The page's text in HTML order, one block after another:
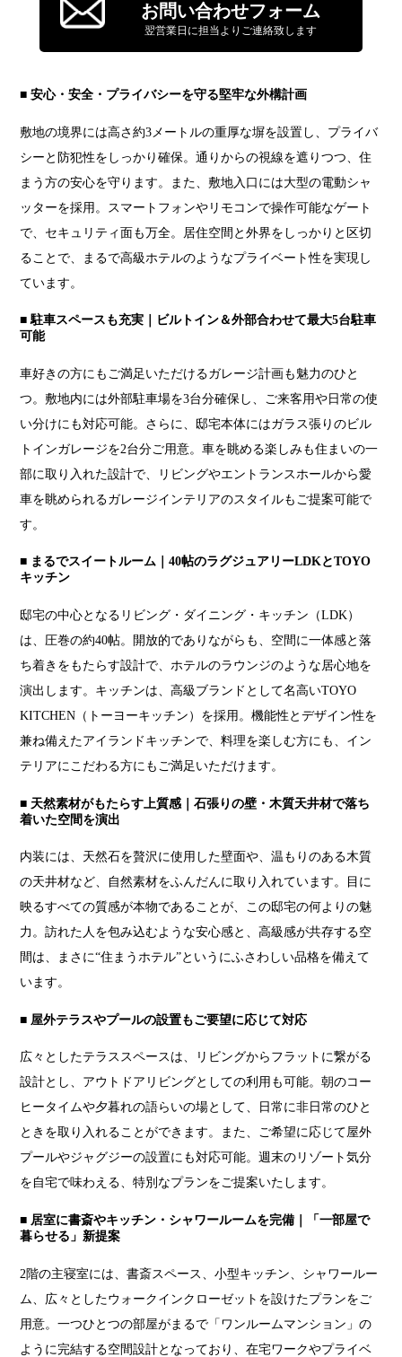
お問い合わせフォーム
翌営業日に担当よりご連絡致します
■ 安心・安全・プライバシーを守る堅牢な外構計画
敷地の境界には高さ約3メートルの重厚な塀を設置し、プライバ
シーと防犯性をしっかり確保。通りからの視線を遮りつつ、住
まう方の安心を守ります。また、敷地入口には大型の電動シャ
ッターを採用。スマートフォンやリモコンで操作可能なゲート
で、セキュリティ面も万全。居住空間と外界をしっかりと区切
ることで、まるで高級ホテルのようなプライベート性を実現し
ています。
■ 駐車スペースも充実｜ビルトイン＆外部合わせて最大5台駐車
可能
車好きの方にもご満足いただけるガレージ計画も魅力のひと
つ。敷地内には外部駐車場を3台分確保し、ご来客用や日常の使
い分けにも対応可能。さらに、邸宅本体にはガラス張りのビル
トインガレージを2台分ご用意。車を眺める楽しみも住まいの一
部に取り入れた設計で、リビングやエントランスホールから愛
車を眺められるガレージインテリアのスタイルもご提案可能で
す。
■ まるでスイートルーム｜40帖のラグジュアリーLDKとTOYO
キッチン
邸宅の中心となるリビング・ダイニング・キッチン（LDK）
は、圧巻の約40帖。開放的でありながらも、空間に一体感と落
ち着きをもたらす設計で、ホテルのラウンジのような居心地を
演出します。キッチンは、高級ブランドとして名高いTOYO
KITCHEN（トーヨーキッチン）を採用。機能性とデザイン性を
兼ね備えたアイランドキッチンで、料理を楽しむ方にも、イン
テリアにこだわる方にもご満足いただけます。
■ 天然素材がもたらす上質感｜石張りの壁・木質天井材で落ち
着いた空間を演出
内装には、天然石を贅沢に使用した壁面や、温もりのある木質
の天井材など、自然素材をふんだんに取り入れています。目に
映るすべての質感が本物であることが、この邸宅の何よりの魅
力。訪れた人を包み込むような安心感と、高級感が共存する空
間は、まさに“住まうホテル”というにふさわしい品格を備えて
います。
■ 屋外テラスやプールの設置もご要望に応じて対応
広々としたテラススペースは、リビングからフラットに繋がる
設計とし、アウトドアリビングとしての利用も可能。朝のコー
ヒータイムや夕暮れの語らいの場として、日常に非日常のひと
ときを取り入れることができます。また、ご希望に応じて屋外
プールやジャグジーの設置にも対応可能。週末のリゾート気分
を自宅で味わえる、特別なプランをご提案いたします。
■ 居室に書斎やキッチン・シャワールームを完備｜「一部屋で
暮らせる」新提案
2階の主寝室には、書斎スペース、小型キッチン、シャワールー
ム、広々としたウォークインクローゼットを設けたプランをご
用意。一つひとつの部屋がまるで「ワンルームマンション」の
ように完結する空間設計となっており、在宅ワークやプライベ